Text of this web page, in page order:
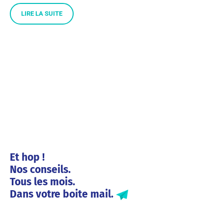
LIRE LA SUITE
Et hop !
Nos conseils.
Tous les mois.
Dans votre boite mail.